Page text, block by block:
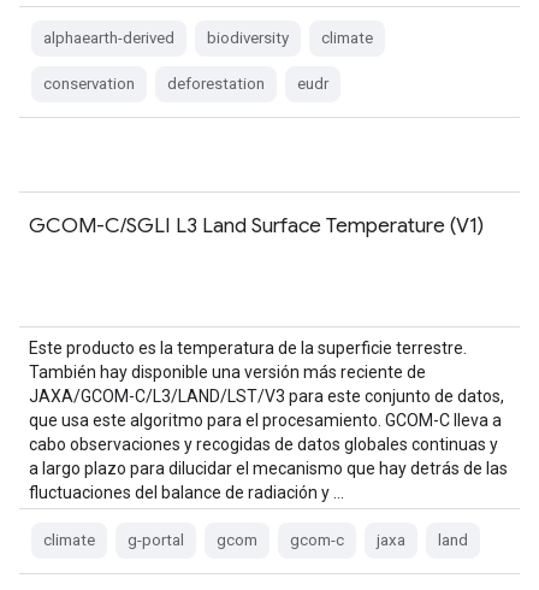
alphaearth-derived biodiversity climate
conservation deforestation eudr
GCOM-C/SGLI L3 Land Surface Temperature (V1)
Este producto es la temperatura de la superficie terrestre.
También hay disponible una versión más reciente de
JAXA/GCOM-C/L3/LAND/LST/V3 para este conjunto de datos,
que usa este algoritmo para el procesamiento. GCOM-C lleva a
cabo observaciones y recogidas de datos globales continuas y
a largo plazo para dilucidar el mecanismo que hay detrás de las
fluctuaciones del balance de radiación y …
climate g-portal gcom gcom-c jaxa land